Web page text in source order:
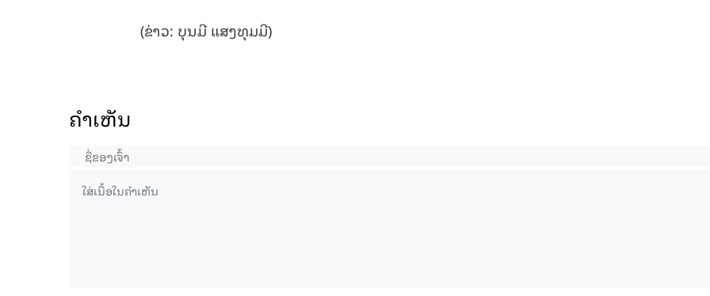
(ຂ່າວ: ບຸນມີ ແສງທຸມມີ)
ຄໍາເຫັນ